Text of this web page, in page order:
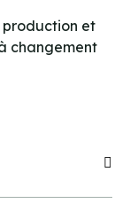
et
changement